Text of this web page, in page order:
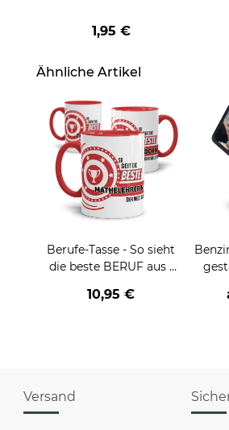
1,95 €
Ähnliche Artikel
Berufe-Tasse - So sieht
die beste BERUF aus -
Frauen
10,95 €
Versand